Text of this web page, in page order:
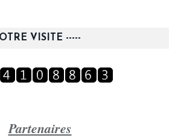
VISITE -----
Partenaires